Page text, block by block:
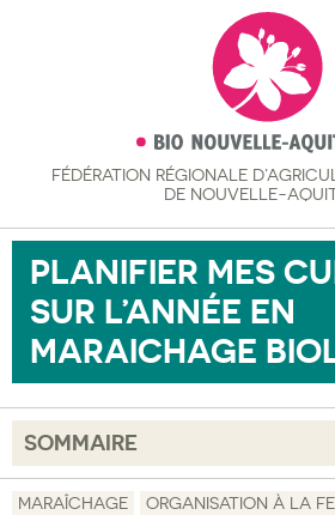
FÉDÉRATION RÉGIONALE
DE NOUVELLE-
PLANIFIER MES
SUR L’ANNÉE EN
MARAICHAGE
SOMMAIRE
Objectif
MARAÎCHAGE
ORGANISATION À LA